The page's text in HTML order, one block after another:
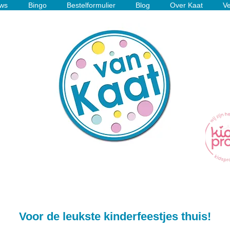
Voor de leukste kinderfeestjes thuis!
Bingo Bestelformulier Blog Over Kaat